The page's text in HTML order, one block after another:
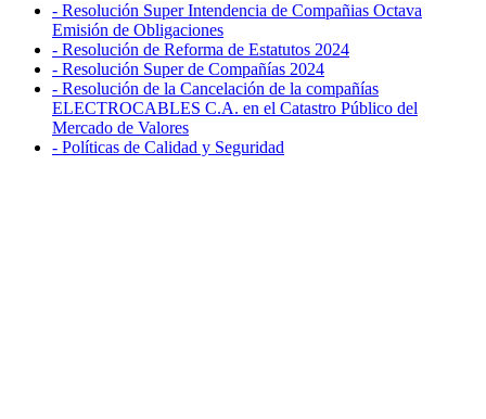
- Resolución Super Intendencia de Compañias Octava
Emisión de Obligaciones
- Resolución de Reforma de Estatutos 2024
- Resolución Super de Compañías 2024
- Resolución de la Cancelación de la compañías
ELECTROCABLES C.A. en el Catastro Público del
Mercado de Valores
- Políticas de Calidad y Seguridad